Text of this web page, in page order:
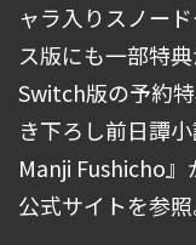
ャラ入りスノー
ス版にも一部特
Switch版の予約
き下ろし前日譚
Manji Fushicho
公式サイトを参照